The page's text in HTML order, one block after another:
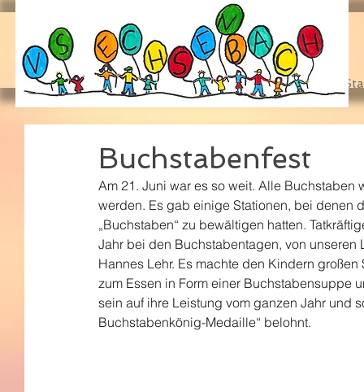
Buchstabenfest
Am 21. Juni war es so weit. Alle
werden. Es gab einige Stationen, bei denen
„Buchstaben“ zu bewältigen hatten.
Jahr bei den Buchstabentagen, von
Hannes Lehr. Es machte den Kindern
zum Essen in Form einer Buchstabensuppe
sein auf ihre Leistung vom ganzen Jahr und
Buchstabenkönig-Medaille“ belohnt.